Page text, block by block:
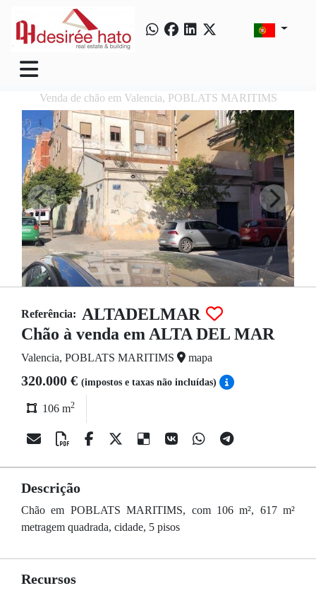
Venda de chão em Valencia, POBLATS MARITIMS
Referência: ALTADELMAR
Chão à venda em ALTA DEL MAR
Valencia, POBLATS MARITIMS mapa
320.000 € (impostos e taxas não incluídas)
106 m2
Descrição
Chão em POBLATS MARITIMS, com 106 m², 617 m²
metragem quadrada, cidade, 5 pisos
Recursos